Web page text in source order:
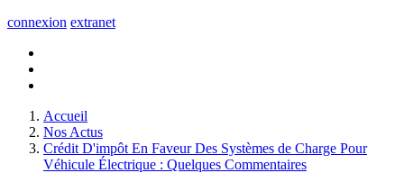
connexion extranet
Accueil
Nos Actus
Crédit D'impôt En Faveur Des Systèmes de Charge Pour
Véhicule Électrique : Quelques Commentaires